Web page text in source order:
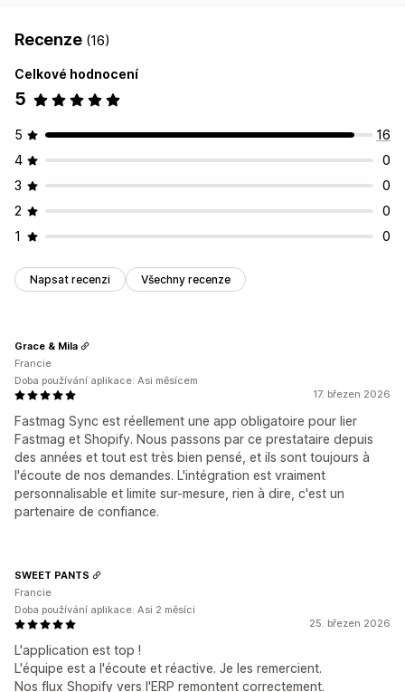
Recenze (16)
Celkové hodnocení
5
5
16
4
0
3
0
2
0
1
0
Napsat recenzi Všechny recenze
17. březen 2026
Fastmag Sync est réellement une app obligatoire pour lier
Fastmag et Shopify. Nous passons par ce prestataire depuis
des années et tout est très bien pensé, et ils sont toujours à
l'écoute de nos demandes. L'intégration est vraiment
personnalisable et limite sur-mesure, rien à dire, c'est un
partenaire de confiance.
Grace & Mila
Francie
Doba používání aplikace: Asi měsícem
25. březen 2026
L'application est top !
L'équipe est a l'écoute et réactive. Je les remercient.
Nos flux Shopify vers l'ERP remontent correctement.
SWEET PANTS
Francie
Doba používání aplikace: Asi 2 měsíci